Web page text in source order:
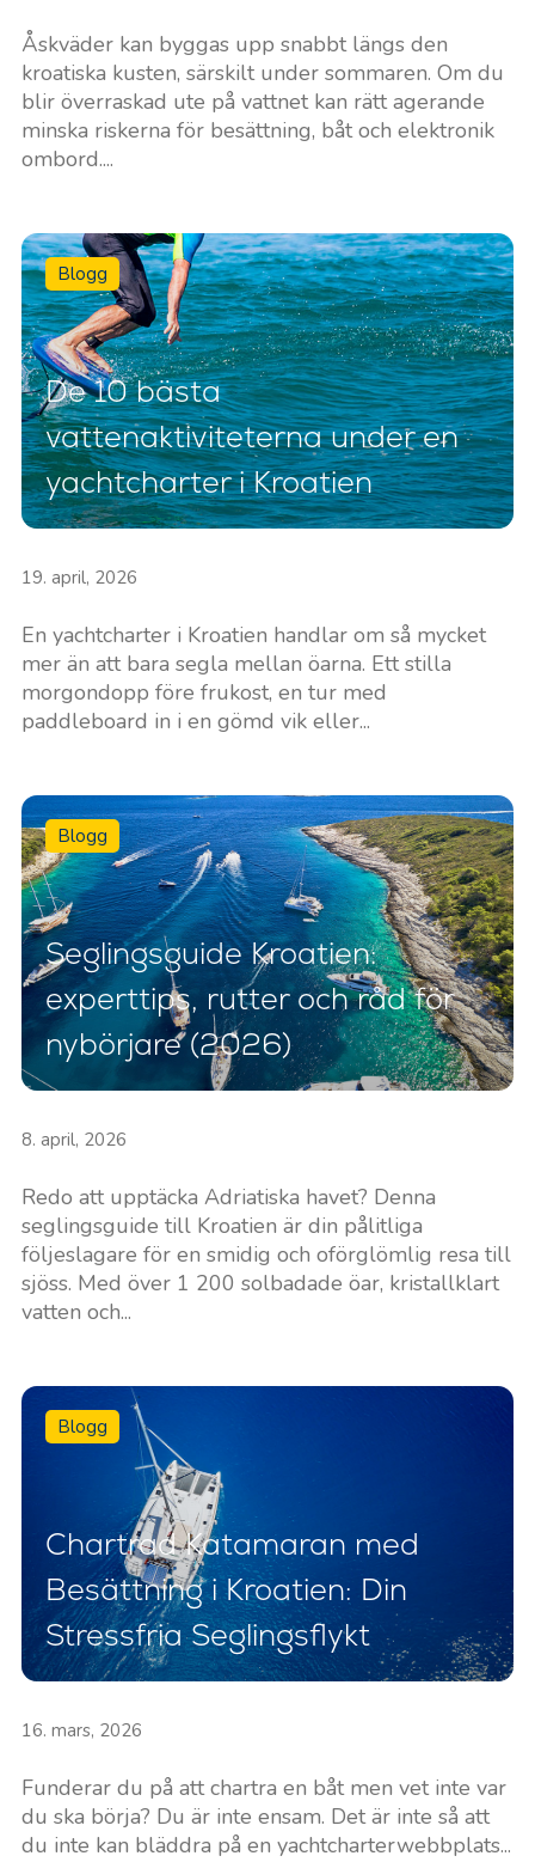
Åskväder kan byggas upp snabbt längs den
kroatiska kusten, särskilt under sommaren. Om du
blir överraskad ute på vattnet kan rätt agerande
minska riskerna för besättning, båt och elektronik
ombord....
Blogg
De 10 bästa
vattenaktiviteterna under en
yachtcharter i Kroatien
19. april, 2026
En yachtcharter i Kroatien handlar om så mycket
mer än att bara segla mellan öarna. Ett stilla
morgondopp före frukost, en tur med
paddleboard in i en gömd vik eller...
Blogg
Seglingsguide Kroatien:
experttips, rutter och råd för
nybörjare (2026)
8. april, 2026
Redo att upptäcka Adriatiska havet? Denna
seglingsguide till Kroatien är din pålitliga
följeslagare för en smidig och oförglömlig resa till
sjöss. Med över 1 200 solbadade öar, kristallklart
vatten och...
Blogg
Chartrad Katamaran med
Besättning i Kroatien: Din
Stressfria Seglingsflykt
16. mars, 2026
Funderar du på att chartra en båt men vet inte var
du ska börja? Du är inte ensam. Det är inte så att
du inte kan bläddra på en yachtcharterwebbplats...